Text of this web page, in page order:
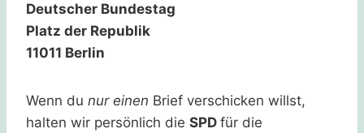
Deutscher Bundestag
Platz der Republik
11011 Berlin
Wenn du nur einen Brief verschicken willst,
halten wir persönlich die SPD für die